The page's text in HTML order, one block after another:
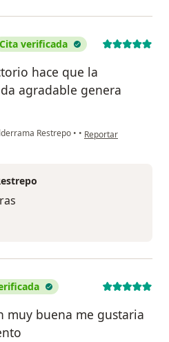
Cita verificada
hace que la
agradable genera
Restrepo • • en opinión del
Reportar
muy buena me gustaria